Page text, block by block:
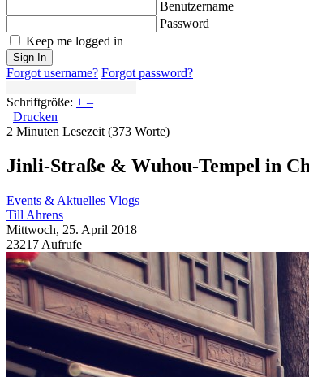
Benutzername
Password
Keep me logged in
Sign In
Forgot username? Forgot password?
Schriftgröße: + –
Drucken
2 Minuten Lesezeit (373 Worte)
Jinli-Straße & Wuhou-Tempel in
Events & Aktuelles Vlogs
Till Ahrens
Mittwoch, 25. April 2018
23217 Aufrufe